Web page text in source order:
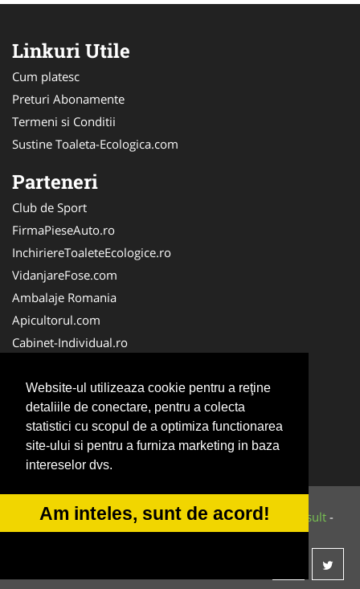
Website-ul utilizeaza cookie pentru a reţine
detaliile de conectare, pentru a colecta
statistici cu scopul de a optimiza functionarea
site-ului si pentru a furniza marketing in baza
intereselor dvs.
Am inteles, sunt de acord!
Linkuri Utile
Cum platesc
Preturi Abonamente
Termeni si Conditii
Sustine Toaleta-Ecologica.com
Parteneri
Club de Sport
FirmaPieseAuto.ro
InchiriereToaleteEcologice.ro
VidanjareFose.com
Ambalaje Romania
Apicultorul.com
Cabinet-Individual.ro
ConstructiiHaleMetalice.ro
FirmaDeratizare.ro
InstructorScoalaAuto.ro
SalonFrizerieCanina.com
© 2014-2026 Powered byVilonMedia&Tokaido Consult -
ANPC SOL